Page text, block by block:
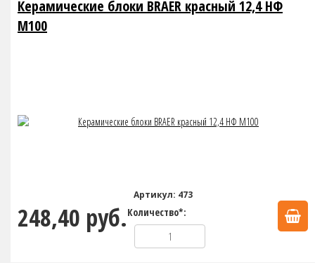
Керамические блоки BRAER красный 12,4 НФ
М100
Артикул: 473
248,40 руб.Количество*: